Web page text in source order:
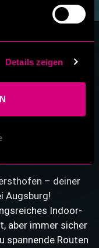
Details zeigen
&
– deiner
Augsburg!
Indoor-
aber immer sicher
Routen